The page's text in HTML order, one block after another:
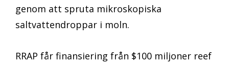
genom att spruta mikroskopiska
saltvattendroppar i moln.
RRAP får finansiering från $100 miljoner reef